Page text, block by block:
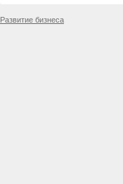
Развитие бизнеса